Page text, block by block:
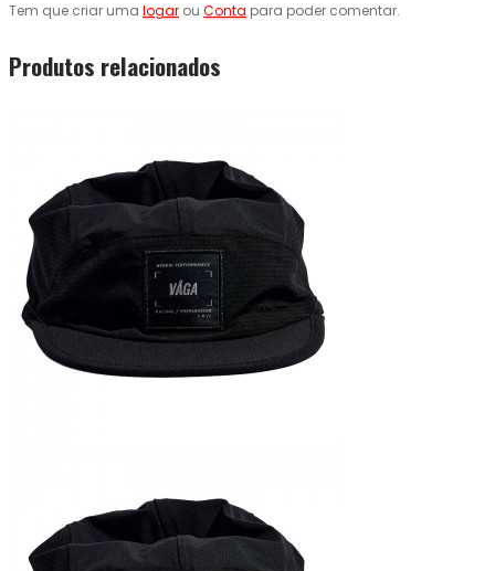
Tem que criar uma logar ou Conta para poder comentar.
Produtos relacionados